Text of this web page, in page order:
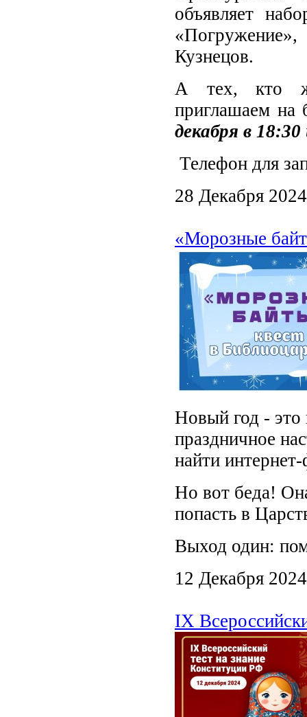
объявляет
Кузнецов.
А тех, кто
приглашаем
декабря в
Телефон для
28 Декабря
«Морозные
Новый год - это
праздничное
найти
Но вот беда!
попасть в
Выход один:
12 Декабря 2024
IX